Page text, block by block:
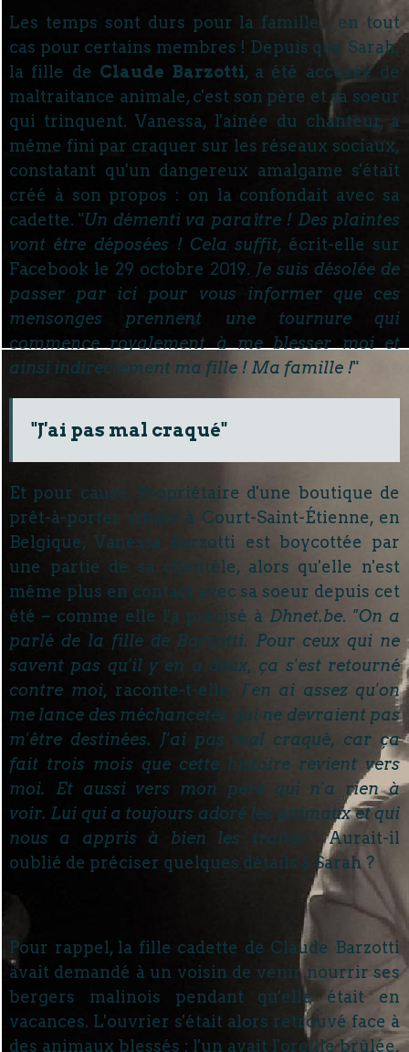
Les temps sont durs pour la famille... en tout
cas pour certains membres ! Depuis que Sarah,
la fille de Claude Barzotti, a été accusée de
maltraitance animale, c'est son père et sa soeur
qui trinquent. Vanessa, l'aînée du chanteur, a
même fini par craquer sur les réseaux sociaux,
constatant qu'un dangereux amalgame s'était
créé à son propos : on la confondait avec sa
cadette. "Un démenti va paraître ! Des plaintes
vont être déposées ! Cela suffit, écrit-elle sur
Facebook le 29 octobre 2019. Je suis désolée de
passer par ici pour vous informer que ces
mensonges prennent une tournure qui
commence royalement à me blesser moi et
ainsi indirectement ma fille ! Ma famille !"
"J'ai pas mal craqué"
Et pour cause. Propriétaire d'une boutique de
prêt-à-porter située à Court-Saint-Étienne, en
Belgique, Vanessa Barzotti est boycottée par
une partie de sa clientèle, alors qu'elle n'est
même plus en contact avec sa soeur depuis cet
été – comme elle l'a précisé à Dhnet.be. "On a
parlé de la fille de Barzotti. Pour ceux qui ne
savent pas qu'il y en a deux, ça s'est retourné
contre moi, raconte-t-elle. J'en ai assez qu'on
me lance des méchancetés qui ne devraient pas
m'être destinées. J'ai pas mal craqué, car ça
fait trois mois que cette histoire revient vers
moi. Et aussi vers mon père qui n'a rien à
voir. Lui qui a toujours adoré les animauxet qui
nous a appris à bien les traiter."Aurait-il
oublié de préciser quelques détails à Sarah ?
Pour rappel, la fille cadette de Claude Barzotti
avait demandé à un voisin de venir nourrir ses
bergers malinois pendant qu'elle était en
vacances. L'ouvrier s'était alors retrouvé face à
des animaux blessés : l'un avait l'oreille brûlée,